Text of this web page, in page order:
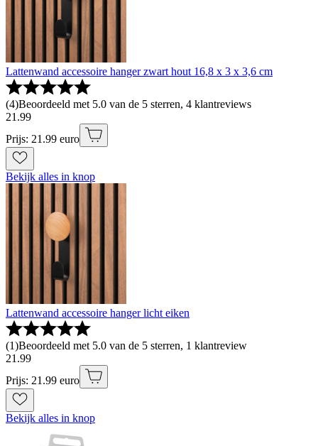
Lattenwand accessoire hanger zwart hout 16,8 x 3 x 3,6 cm
(4)Beoordeeld met 5.0 van de 5 sterren, 4 klantreviews
21.99
Prijs: 21.99 euro
Bekijk alles in knop
Lattenwand accessoire hanger licht eiken
(1)Beoordeeld met 5.0 van de 5 sterren, 1 klantreview
21.99
Prijs: 21.99 euro
Bekijk alles in knop